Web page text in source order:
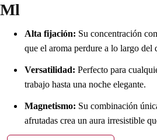
Ml
Alta fijación: Su concentración
que el aroma perdure a lo largo del
Versatilidad: Perfecto para
trabajo hasta una noche elegante.
Magnetismo: Su combinación
afrutadas crea un aura irresistible